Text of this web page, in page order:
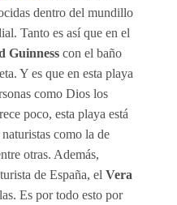
dentro del mundillo
Tanto es así que en el
Guinness con el baño
Y es que en esta playa
como Dios los
poco, esta playa está
como la de
otras. Además,
de España, el Vera
Es por todo esto por